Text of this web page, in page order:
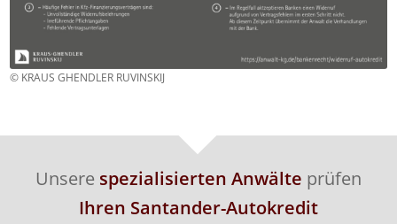
© KRAUS GHENDLER RUVINSKIJ
Unsere spezialisierten Anwälte prüfen
Ihren Santander-Autokredit